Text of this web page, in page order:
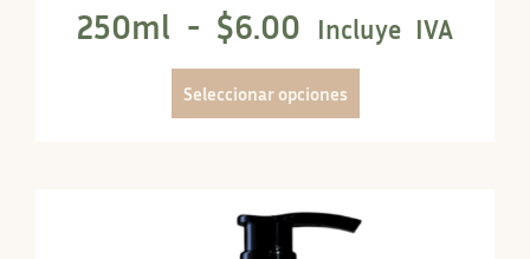
250ml - $6.00 Incluye IVA
Seleccionar opciones